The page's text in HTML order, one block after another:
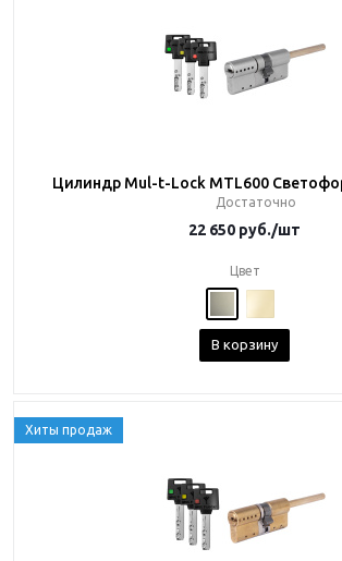
Цилиндр Mul-t-Lock MTL600
Достаточно
22 650 руб./шт
Цвет
В корзину
Хиты продаж